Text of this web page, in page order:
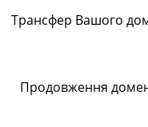
Трансфер Вашого
Продовження